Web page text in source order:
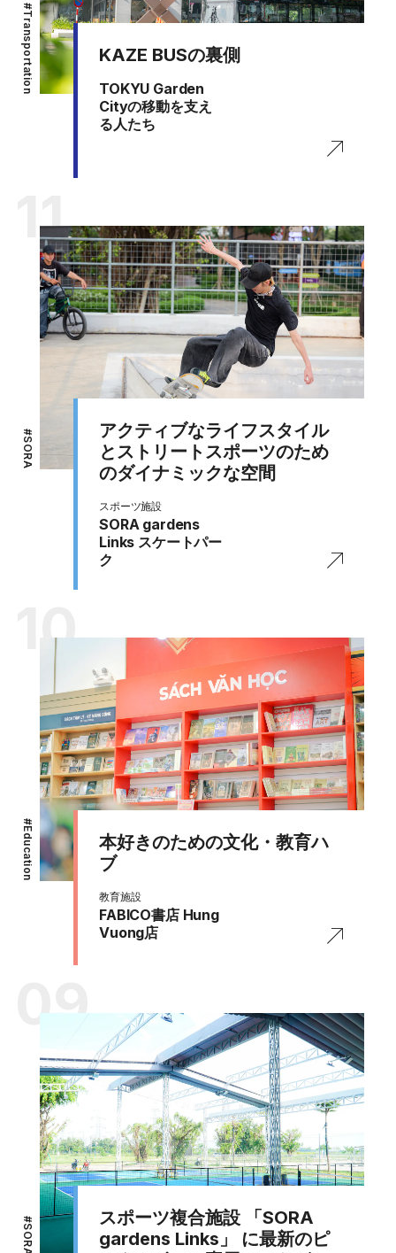
#
Transportation KAZE BUSの裏側
TOKYU Garden
Cityの移動を支え
る人たち
11
#
SORA
アクティブなライフスタイル
とストリートスポーツのため
のダイナミックな空間
スポーツ施設
SORA gardens
Links スケートパー
ク
10
#
Education
本好きのための文化・教育ハ
ブ
教育施設
FABICO書店 Hung
Vuong店
09
#
SORA
スポーツ複合施設 「SORA
gardens Links」 に最新のピ